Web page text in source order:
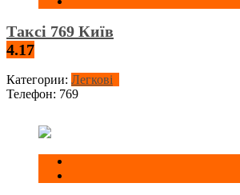
Таксі 769 Київ
4.17
Категории: Легкові
Телефон: 769